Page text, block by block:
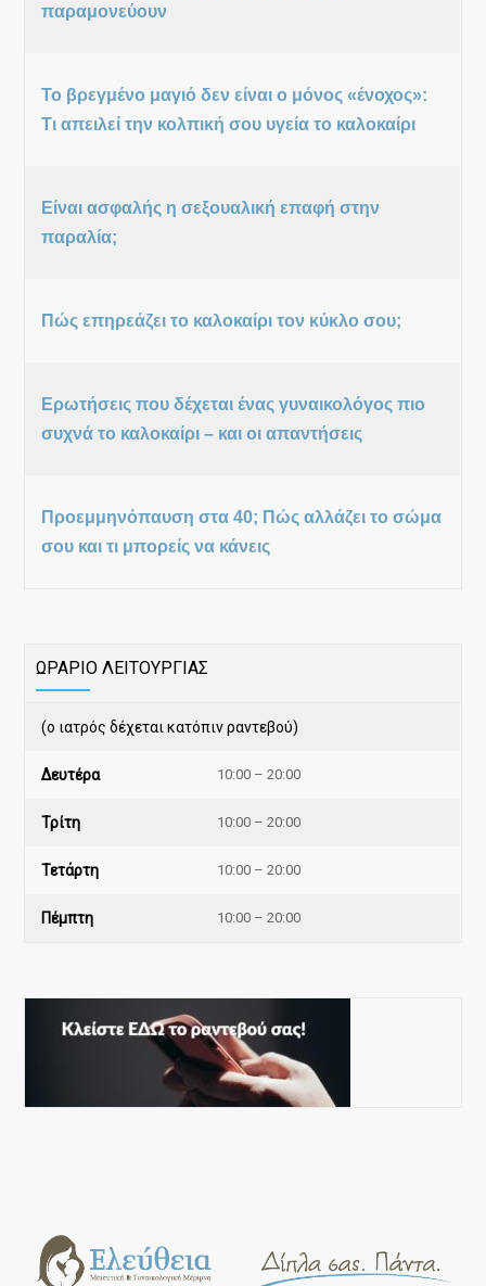
παραμονεύουν
Το βρεγμένο μαγιό δεν είναι ο μόνος «ένοχος»:
Τι απειλεί την κολπική σου υγεία το καλοκαίρι
Είναι ασφαλής η σεξουαλική επαφή στην
παραλία;
Πώς επηρεάζει το καλοκαίρι τον κύκλο σου;
Ερωτήσεις που δέχεται ένας γυναικολόγος πιο
συχνά το καλοκαίρι – και οι απαντήσεις
Προεμμηνόπαυση στα 40; Πώς αλλάζει το σώμα
σου και τι μπορείς να κάνεις
ΩΡΑΡΙΟ ΛΕΙΤΟΥΡΓΙΑΣ
(ο ιατρός δέχεται κατόπιν ραντεβού)
Δευτέρα 10:00 – 20:00
Τρίτη 10:00 – 20:00
Τετάρτη 10:00 – 20:00
Πέμπτη 10:00 – 20:00